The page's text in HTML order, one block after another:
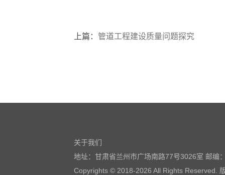
上篇： 管道工程建设质量问题探究
关于我们
地址：甘肃省兰州市广场南路77号3026室 邮编
Copyrights © 2018-2026 All Rights Reserved.